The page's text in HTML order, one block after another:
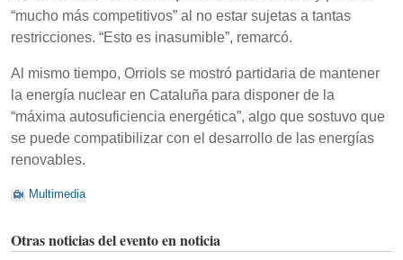
“mucho más competitivos” al no estar sujetas a tantas
restricciones. “Esto es inasumible”, remarcó.
Al mismo tiempo, Orriols se mostró partidaria de mantener
la energía nuclear en Cataluña para disponer de la
“máxima autosuficiencia energética”, algo que sostuvo que
se puede compatibilizar con el desarrollo de las energías
renovables.
Multimedia
Otras noticias del evento en noticia